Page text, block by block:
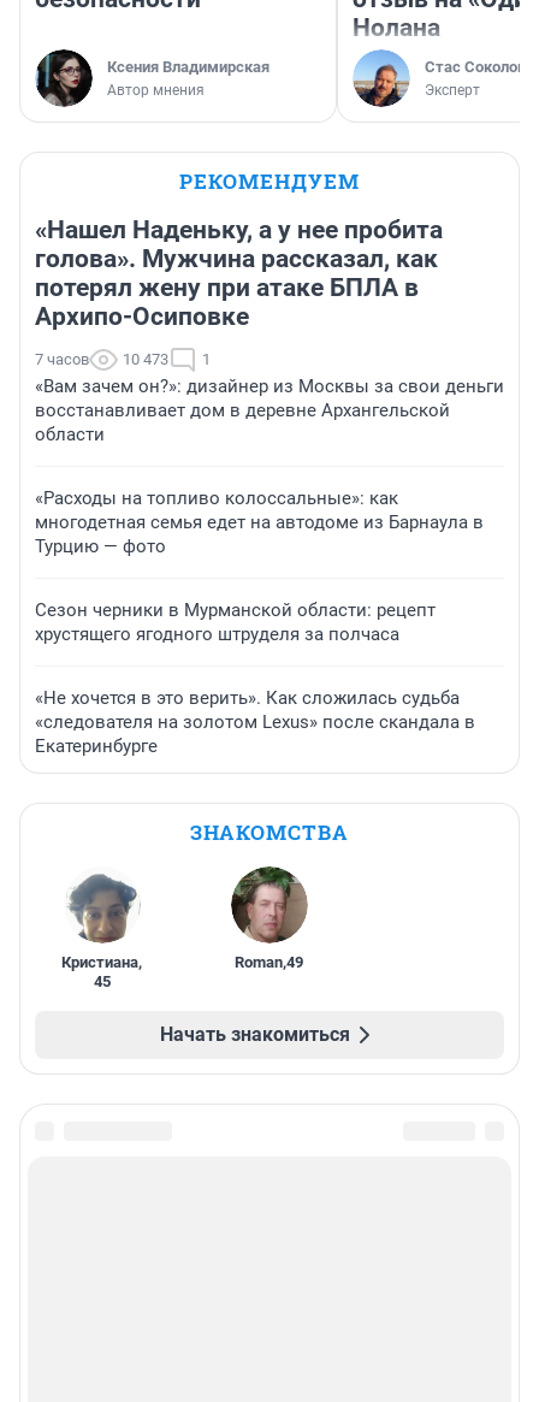
Ксения Владимирская
Автор мнения
Нолана
Стас Соколов
Эксперт
РЕКОМЕНДУЕМ
«Нашел Наденьку, а у нее пробита
голова». Мужчина рассказал, как
потерял жену при атаке БПЛА в
Архипо-Осиповке
7 часов 10 473 1
«Вам зачем он?»: дизайнер из Москвы за свои деньги
восстанавливает дом в деревне Архангельской
области
«Расходы на топливо колоссальные»: как
многодетная семья едет на автодоме из Барнаула в
Турцию — фото
Сезон черники в Мурманской области: рецепт
хрустящего ягодного штруделя за полчаса
«Не хочется в это верить». Как сложилась судьба
«следователя на золотом Lexus» после скандала в
Екатеринбурге
ЗНАКОМСТВА
Кристиана,
45
Roman,49
Начать знакомиться